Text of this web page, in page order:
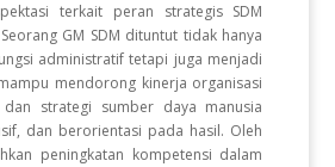
terkait peran strategis SDM
GM SDM dituntut tidak hanya
administratif tetapi juga menjadi
mendorong kinerja organisasi
dan strategi sumber daya manusia
dan berorientasi pada hasil. Oleh
peningkatan kompetensi dalam